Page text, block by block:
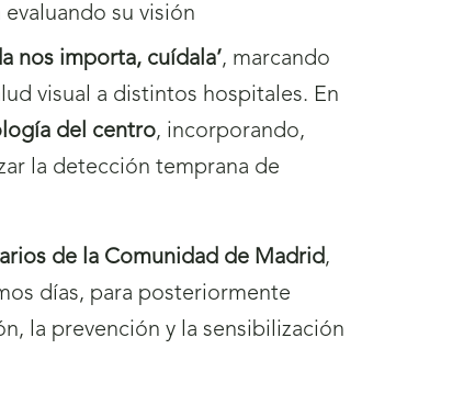
nos importa, cuídala’, marcando
visual a distintos hospitales. En
del centro, incorporando,
la detección temprana de
de la Comunidad de Madrid,
días, para posteriormente
la prevención y la sensibilización